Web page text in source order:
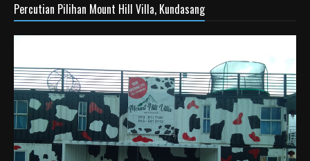
Percutian Pilihan Mount Hill Villa, Kundasang